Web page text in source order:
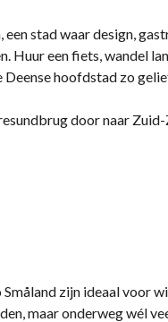
stad waar design,
Huur een fiets, wandel
Deense hoofdstad zo
door naar Zuid-
zijn ideaal voor
maar onderweg wél